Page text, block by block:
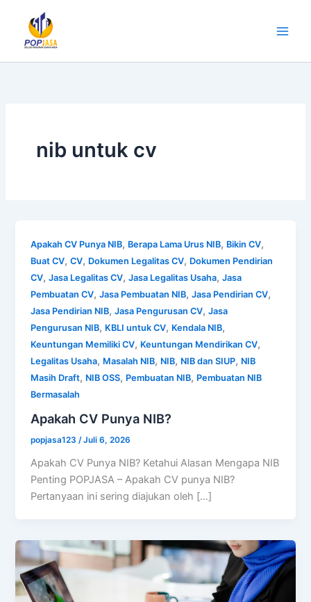
konten
nib untuk cv
Apakah CV Punya NIB, Berapa Lama Urus NIB, Bikin CV,
Buat CV,CV, Dokumen Legalitas CV, Dokumen Pendirian
CV,Jasa Legalitas CV,Jasa Legalitas Usaha,Jasa
Pembuatan CV,Jasa Pembuatan NIB,Jasa Pendirian CV,
Jasa Pendirian NIB,Jasa Pengurusan CV,Jasa
Pengurusan NIB, KBLI untuk CV, Kendala NIB,
Keuntungan Memiliki CV, Keuntungan Mendirikan CV,
Legalitas Usaha, Masalah NIB, NIB, NIB dan SIUP, NIB
Masih Draft, NIB OSS, Pembuatan NIB, Pembuatan NIB
Bermasalah
Apakah CV Punya NIB?
popjasa123 /Juli 6, 2026
Apakah CV Punya NIB? Ketahui Alasan Mengapa NIB
Penting POPJASA – Apakah CV punya NIB?
Pertanyaan ini sering diajukan oleh […]